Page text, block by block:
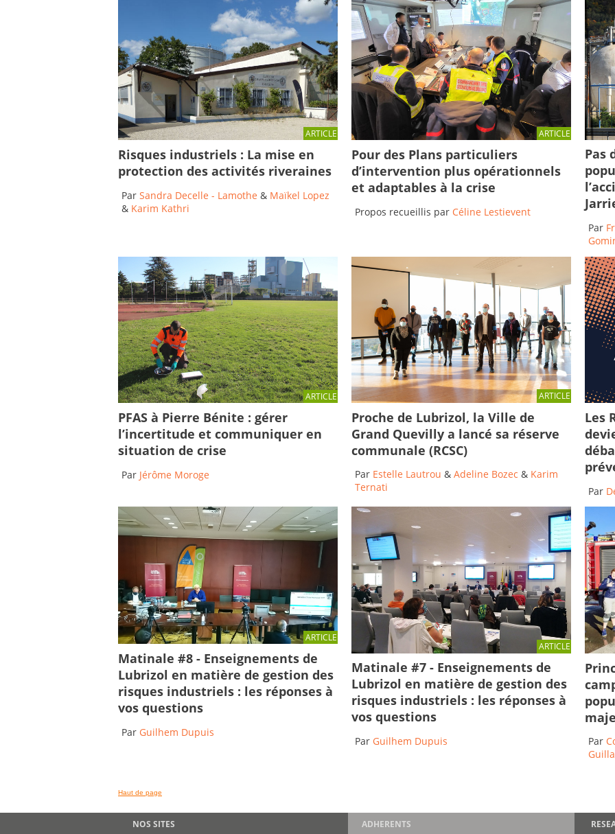
ARTICLE
Risques industriels : La mise en
protection des activités riveraines
Par Sandra Decelle - Lamothe & Maïkel Lopez
& Karim Kathri
ARTICLE
Pour des Plans particuliers
d’intervention plus opérationnels
et adaptables à la crise
Propos recueillis par Céline Lestievent
Pas
Par
ARTICLE
PFAS à Pierre Bénite : gérer
l’incertitude et communiquer en
situation de crise
Par Jérôme Moroge
ARTICLE
Proche de Lubrizol, la Ville de
Grand Quevilly a lancé sa réserve
communale (RCSC)
Par Estelle Lautrou & Adeline Bozec & Karim
Ternati
Les
Par
ARTICLE
Matinale #8 - Enseignements de
Lubrizol en matière de gestion des
risques industriels : les réponses à
vos questions
Par Guilhem Dupuis
ARTICLE
Matinale #7 - Enseignements de
Lubrizol en matière de gestion des
risques industriels : les réponses à
vos questions
Par Guilhem Dupuis Par
Haut de page
NOS SITES ADHERENTS